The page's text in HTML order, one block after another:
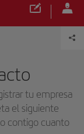
tu empresa
el siguiente
contigo cuanto